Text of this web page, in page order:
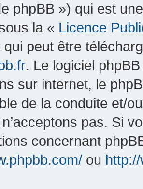
phpBB ») qui est
la « Licence
qui peut être
. Le logiciel
sur internet, le
de la conduite et/
pas. Si
concernant
ou